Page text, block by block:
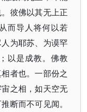
彼佛以其无上正
而导人将何以若
为耶苏、为谟罕
以是成教。佛教
者也。一部份之
之相，如天空无
断而不可见闻。